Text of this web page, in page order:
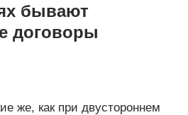
бывают
договоры
же, как при двустороннем